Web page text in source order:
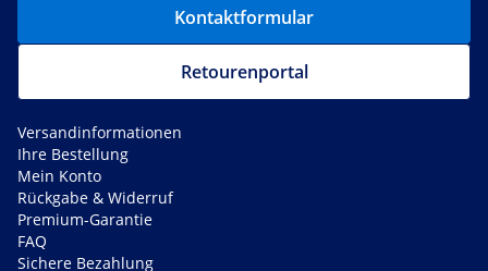
Kontaktformular
Retourenportal
Versandinformationen
Ihre Bestellung
Mein Konto
Rückgabe & Widerruf
Premium-Garantie
FAQ
Sichere Bezahlung